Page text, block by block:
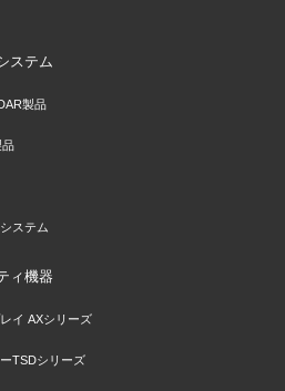
ステム
製品
ステム
ィ機器
イ AXシリーズ
TSDシリーズ